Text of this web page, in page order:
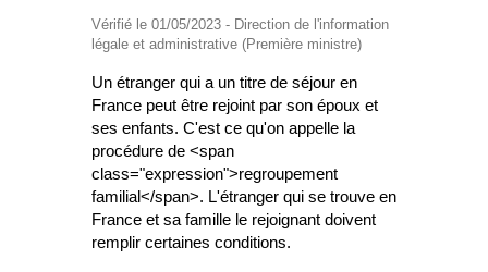
Vérifié le 01/05/2023 - Direction de l'information
légale et administrative (Première ministre)
Un étranger qui a un titre de séjour en
France peut être rejoint par son époux et
ses enfants. C'est ce qu'on appelle la
procédure de <span
class="expression">regroupement
familial</span>. L'étranger qui se trouve en
France et sa famille le rejoignant doivent
remplir certaines conditions.